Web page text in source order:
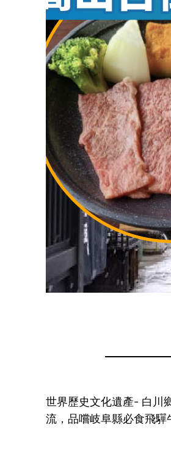
世界歷史文化遺產- 白川
流，品嚐岐阜縣必食飛驒